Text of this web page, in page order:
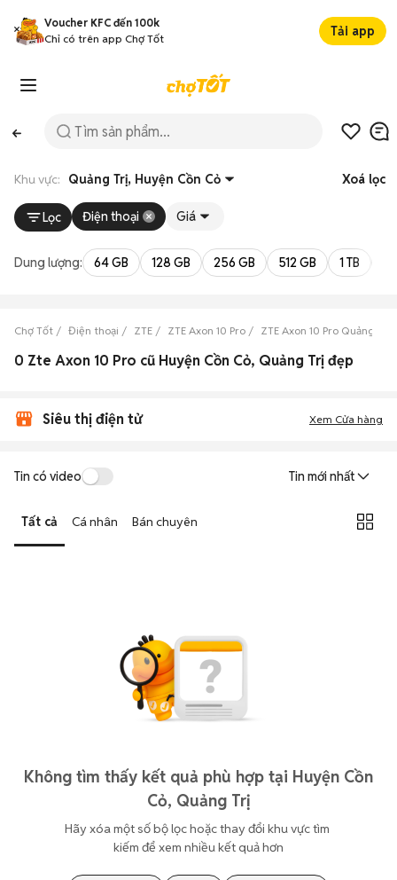
Voucher KFC đến 100k
Chỉ có trên app Chợ Tốt
Tải app
Khu vực: Quảng Trị, Huyện Cồn Cỏ Xoá lọc
Lọc Điện thoại Giá
Dung lượng: 64 GB 128 GB 256 GB 512 GB 1 TB
Chợ Tốt Điện thoại ZTE ZTE Axon 10 Pro ZTE Axon 10 Pro Quảng Trị
0 Zte Axon 10 Pro cũ Huyện Cồn Cỏ, Quảng Trị đẹp
Siêu thị điện tử Xem Cửa hàng
Tin có video Tin mới nhất
Tất cả Cá nhân Bán chuyên
Không tìm thấy kết quả phù hợp tại Huyện Cồn
Cỏ, Quảng Trị
Hãy xóa một số bộ lọc hoặc thay đổi khu vực tìm
kiếm để xem nhiều kết quả hơn